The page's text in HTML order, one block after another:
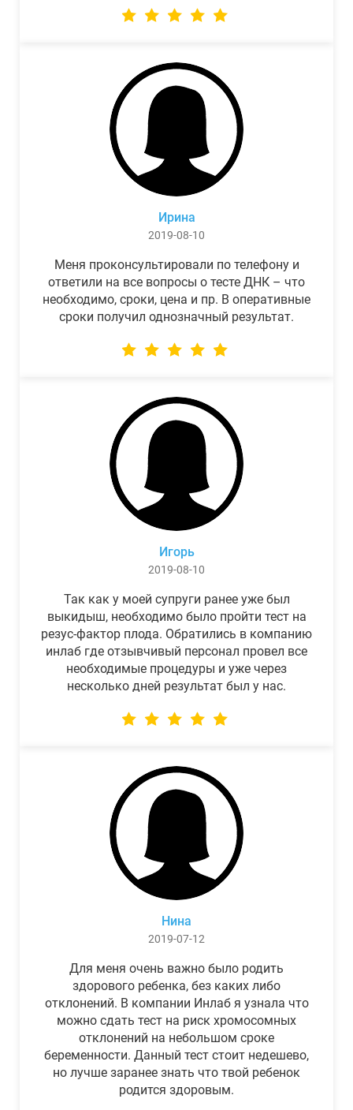
Ирина
2019-08-10
Меня проконсультировали по телефону и
ответили на все вопросы о тесте ДНК – что
необходимо, сроки, цена и пр. В оперативные
сроки получил однозначный результат.
Игорь
2019-08-10
Так как у моей супруги ранее уже был
выкидыш, необходимо было пройти тест на
резус-фактор плода. Обратились в компанию
инлаб где отзывчивый персонал провел все
необходимые процедуры и уже через
несколько дней результат был у нас.
Нина
2019-07-12
Для меня очень важно было родить
здорового ребенка, без каких либо
отклонений. В компании Инлаб я узнала что
можно сдать тест на риск хромосомных
отклонений на небольшом сроке
беременности. Данный тест стоит недешево,
но лучше заранее знать что твой ребенок
родится здоровым.